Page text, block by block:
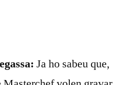
Ja ho sabeu que,